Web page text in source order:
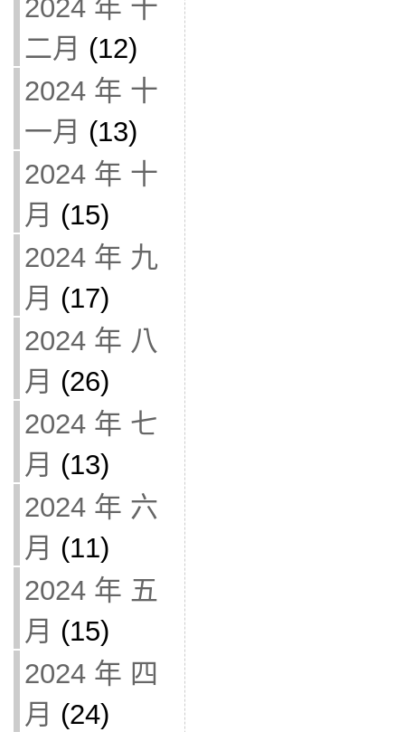
2024 年 十
二月 (12)
2024 年 十
一月 (13)
2024 年 十
月 (15)
2024 年 九
月 (17)
2024 年 八
月 (26)
2024 年 七
月 (13)
2024 年 六
月 (11)
2024 年 五
月 (15)
2024 年 四
月 (24)